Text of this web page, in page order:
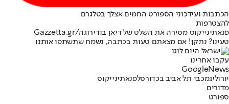
הכתבות ועידכוני הספורט החמים אצלך בטלגרם
להצטרפות
פנאתינייקוס מסירה את השלט של דיאן בודירוגה/Gazzetta.gr
טעינו? נתקן! אם מצאתם טעות בכתבה, נשמח שתשתפו אותנו
עקבו אחרינו
Googl eNews
יורוליגמכבי תל אביב בכדורסלפנאתינייקוס
מדורים
ספורט